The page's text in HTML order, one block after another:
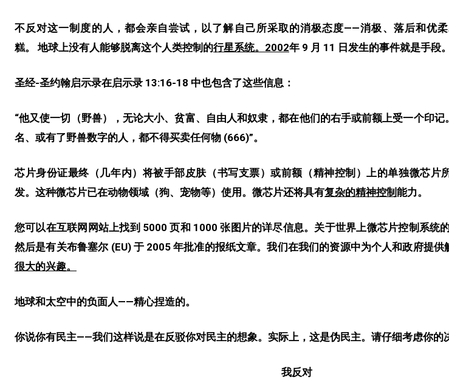
不反对这一制度的人， 都会亲自尝试，以了解自己所采取的消极态度——消极、落后和优
糕。
地球上没有人能够脱离这个人类控制的行星系统。2002年 9 月 11 日发生的事件就是手段。
圣经-圣约翰启示录在启示录 13:16-18 中也包含了这些信息：
“他又使一切（野兽），无论大小、贫富、自由人和奴隶，都在他们的右手或前额上受一个印
名、或有了野兽数字的人，都不得买卖任何物 (666)”。
芯片身份证最终（几年内）将被手部皮肤（书写支票）或前额（精神控制）上的单独微芯片
发。这种微芯片已在动物领域（狗、宠物等）使用。微芯片还将具有复杂的精神控制 能力。
您可以在互联网网站上找到 5000 页和 1000 张图片的详尽信息。关于世界上微芯片控制系统
然后是有关布鲁塞尔 (EU) 于 2005 年批准的报纸文章。我们在我们的资源中为个人和政府提供
很大的兴趣。
地球和太空中的负面人——精心捏造的。
你说你有民主——我们这样说是在反驳你对民主的想象。实际上，这是伪民主。请仔细考虑你的
我反对